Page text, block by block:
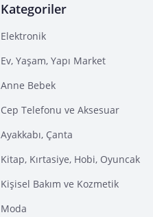
Kategoriler
Elektronik
Ev, Yaşam, Yapı Market
Anne Bebek
Cep Telefonu ve Aksesuar
Ayakkabı, Çanta
Kitap, Kırtasiye, Hobi, Oyuncak
Kişisel Bakım ve Kozmetik
Moda